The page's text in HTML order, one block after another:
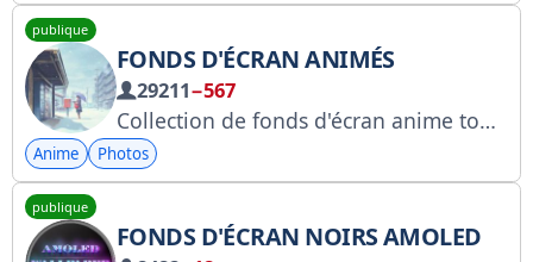
publique
FONDS D'ÉCRAN ANIMÉS
29211−567
Collection de fonds d'écran anime tout public sélectionnés avec soin pour ordinateur. Pour les fonds d'écran mobiles, rejoignez @AnimeLibrary_MobileWallpapers • @Anime_Library • @AnimeLibrary_Movies • @AnimeLibrary_Stickers • @AnimeLibrary_GIFs • @Anime_Discussions (groupe)
Anime Photos
publique
FONDS D'ÉCRAN NOIRS AMOLED